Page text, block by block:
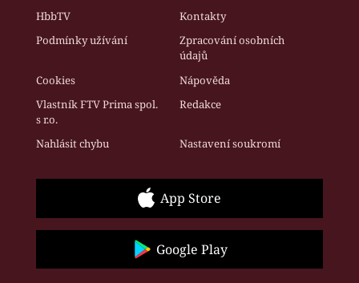
HbbTV
Kontakty
Podmínky užívání
Zpracování osobních
údajů
Cookies
Nápověda
Vlastník FTV Prima spol.
s r.o.
Redakce
Nahlásit chybu Nastavení soukromí
App Store
Google Play